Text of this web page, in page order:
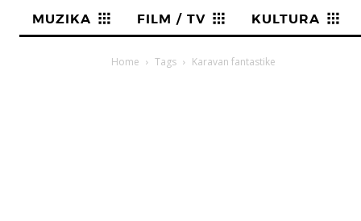
MUZIKA FILM / TV KULTURA
Home Tags Karavan fantastike